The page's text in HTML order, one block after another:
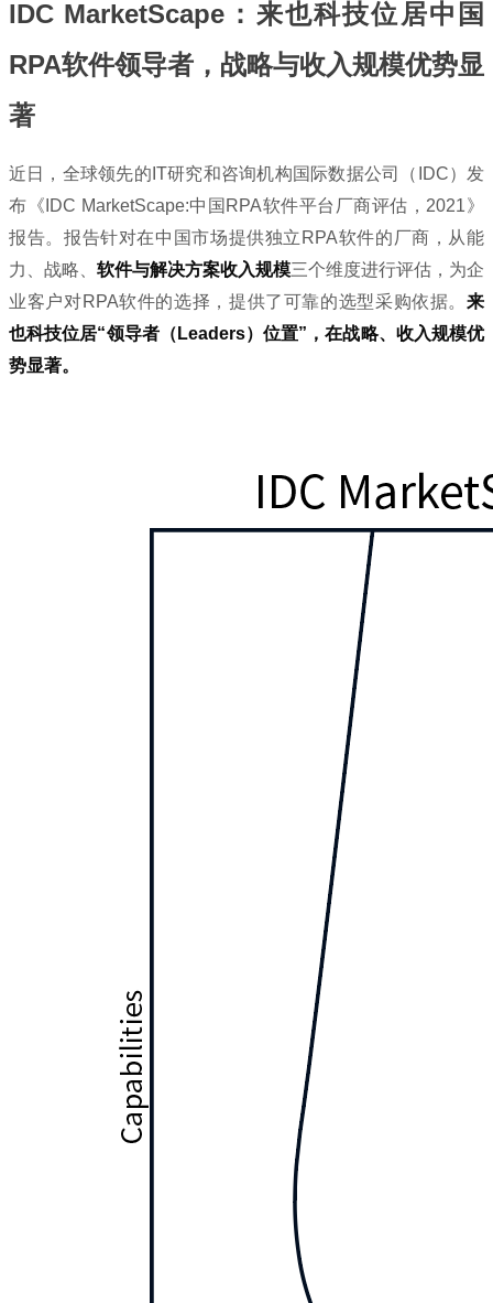
IDC MarketScape：来也科技位居中国
RPA软件领导者，战略与收入规模优势显
著
近日，全球领先的IT研究和咨询机构国际数据公司（IDC）发
布《IDC MarketScape:中国RPA软件平台厂商评估，2021》
报告。报告针对在中国市场提供独立RPA软件的厂商，从能
力、战略、 软件与解决方案收入规模三个维度进行评估，为企
业客户对RPA软件的选择，提供了可靠的选型采购依据。 来
也科技位居“领导者（Leaders）位置”，在战略、收入规模优
势显著。